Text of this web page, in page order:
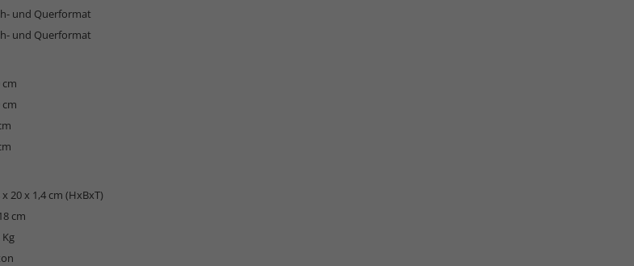
und Querformat
und Querformat
cm
cm
x 20 x 1,4 cm (HxBxT)
cm
Kg